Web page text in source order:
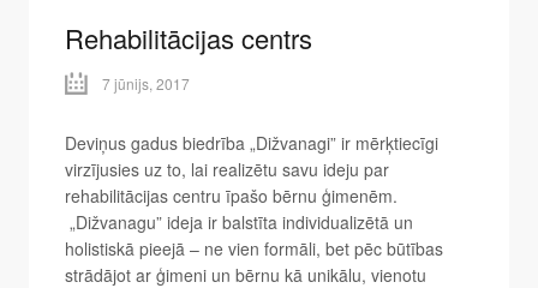
Rehabilitācijas centrs
7 jūnijs, 2017
Deviņus gadus biedrība „Dižvanagi” ir mērķtiecīgi
virzījusies uz to, lai realizētu savu ideju par
rehabilitācijas centru īpašo bērnu ģimenēm.
„Dižvanagu” ideja ir balstīta individualizētā un
holistiskā pieejā – ne vien formāli, bet pēc būtības
strādājot ar ģimeni un bērnu kā unikālu, vienotu